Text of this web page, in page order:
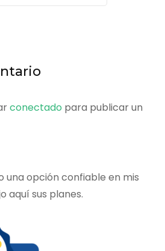
conectado para publicar un
una opción confiable en mis
aquí sus planes.